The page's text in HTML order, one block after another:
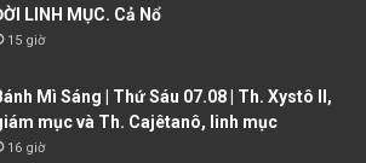
LINH MỤC. Cả Nổ
15 giờ
Mì Sáng | Thứ Sáu 07.08 | Th. Xystô II,
mục và Th. Cajêtanô, linh mục
16 giờ